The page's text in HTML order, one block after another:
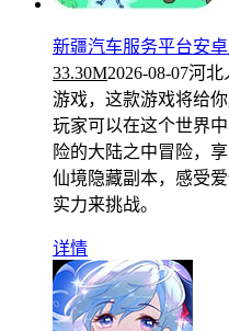
新疆汽车服务平台安
33.30M2026-08-07河北
游戏，这款游戏将给
玩家可以在这个世界
险的大陆之中冒险，
仙境隐藏副本，感受
实力来挑战。
详情